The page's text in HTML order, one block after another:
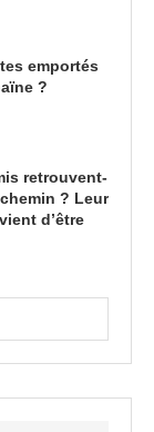
emportés
?
retrouvent-
? Leur
d’être